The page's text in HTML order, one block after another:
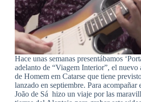
Hace unas semanas presentábamos
adelanto de “Viagem Interior”, el nuevo
de Homem em Catarse que tiene
lanzado en septiembre. Para acompañar
João de Sá hizo un viaje por las